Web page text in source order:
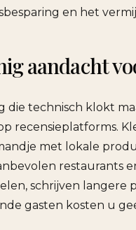
en het
aandacht
die technisch klokt
recensieplatforms.
met lokale
restaurants
schrijven langere
gasten kosten u